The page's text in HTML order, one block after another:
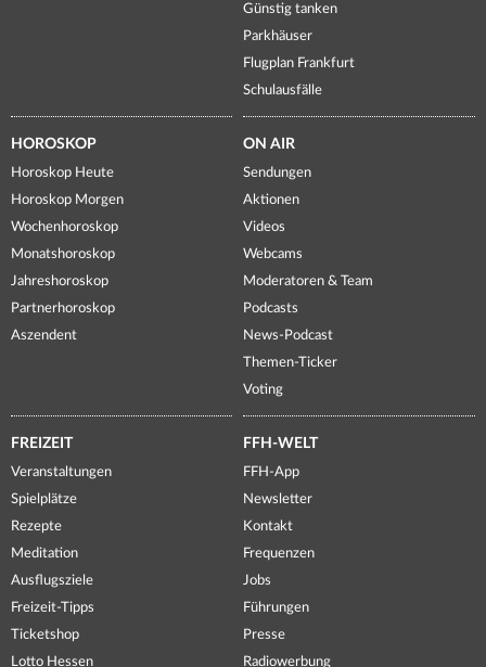
Günstig tanken
Parkhäuser
Flugplan Frankfurt
Schulausfälle
HOROSKOP
Horoskop Heute
Horoskop Morgen
Wochenhoroskop
Monatshoroskop
Jahreshoroskop
Partnerhoroskop
Aszendent
ON AIR
Sendungen
Aktionen
Videos
Webcams
Moderatoren & Team
Podcasts
News-Podcast
Themen-Ticker
Voting
FREIZEIT
Veranstaltungen
Spielplätze
Rezepte
Meditation
Ausflugsziele
Freizeit-Tipps
Ticketshop
Lotto Hessen
FFH-WELT
FFH-App
Newsletter
Kontakt
Frequenzen
Jobs
Führungen
Presse
Radiowerbung